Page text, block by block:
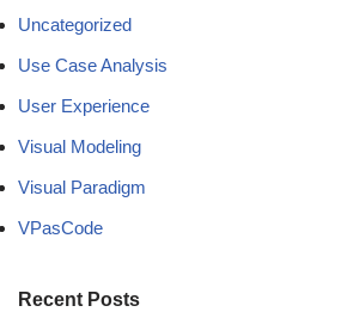
Uncategorized
Use Case Analysis
User Experience
Visual Modeling
Visual Paradigm
VPasCode
Recent Posts